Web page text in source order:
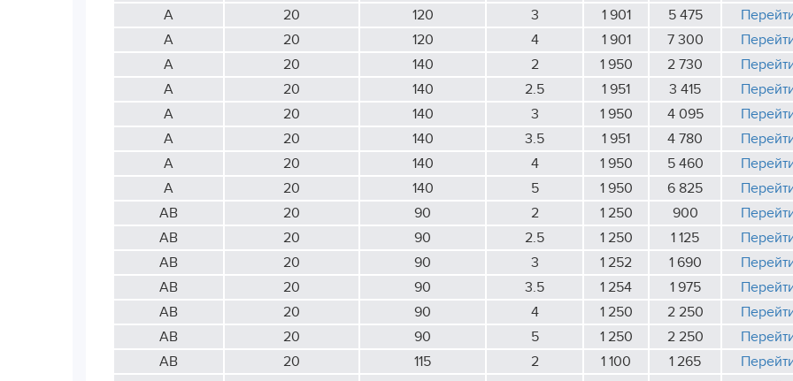
А
20 120 3 1 901 5 475
А
20 120 4 1 901 7 300
А
20 140 2 1 950 2 730
А
20 140 2.5 1 951 3 415
А
20 140 3 1 950 4 095
А
20 140 3.5 1 951 4 780
А
20 140 4 1 950 5 460
А
20 140 5 1 950 6 825
АВ
20 90 2 1 250 900
АВ
20 90 2.5 1 250 1 125
АВ
20 90 3 1 252 1 690
АВ
20 90 3.5 1 254 1 975
АВ
20 90 4 1 250 2 250
АВ
20 90 5 1 250 2 250
АВ
20 115 2 1 100 1 265